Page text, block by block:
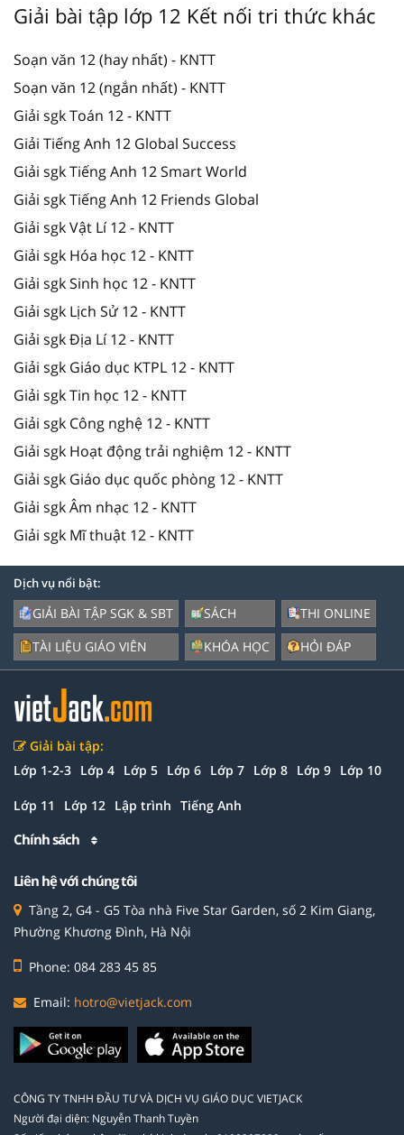
Giải bài tập lớp 12 Kết nối tri thức khác
Soạn văn 12 (hay nhất) - KNTT
Soạn văn 12 (ngắn nhất) - KNTT
Giải sgk Toán 12 - KNTT
Giải Tiếng Anh 12 Global Success
Giải sgk Tiếng Anh 12 Smart World
Giải sgk Tiếng Anh 12 Friends Global
Giải sgk Vật Lí 12 - KNTT
Giải sgk Hóa học 12 - KNTT
Giải sgk Sinh học 12 - KNTT
Giải sgk Lịch Sử 12 - KNTT
Giải sgk Địa Lí 12 - KNTT
Giải sgk Giáo dục KTPL 12 - KNTT
Giải sgk Tin học 12 - KNTT
Giải sgk Công nghệ 12 - KNTT
Giải sgk Hoạt động trải nghiệm 12 - KNTT
Giải sgk Giáo dục quốc phòng 12 - KNTT
Giải sgk Âm nhạc 12 - KNTT
Giải sgk Mĩ thuật 12 - KNTT
Dịch vụ nổi bật:
GIẢI BÀI TẬP SGK & SBT
TÀI LIỆU GIÁO VIÊN
SÁCH
KHÓA HỌC
THI ONLINE
HỎI ĐÁP
Giải bài tập:
Lớp 1-2-3 Lớp 4 Lớp 5 Lớp 6 Lớp 7 Lớp 8 Lớp 9 Lớp 10
Lớp 11 Lớp 12 Lập trình Tiếng Anh
Chính sách
Liên hệ với chúng tôi
Tầng 2, G4 - G5 Tòa nhà Five Star Garden, số 2 Kim Giang,
Phường Khương Đình, Hà Nội
Phone: 084 283 45 85
Email: hotro@vietjack.com
CÔNG TY TNHH ĐẦU TƯ VÀ DỊCH VỤ GIÁO DỤC VIETJACK
Người đại diện: Nguyễn Thanh Tuyền